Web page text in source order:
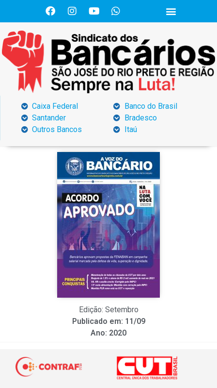
Caixa Federal
Santander
Outros Bancos
Banco do Brasil
Bradesco
Itaú
Edição: Setembro
Publicado em: 11/09
Ano: 2020